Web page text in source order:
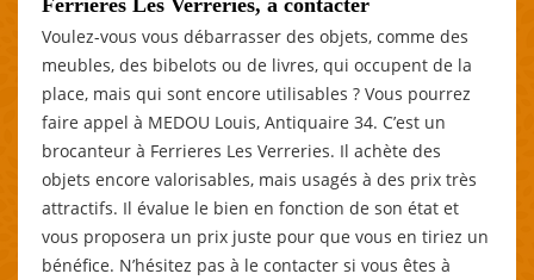
Voulez-vous vous débarrasser des objets, comme des
meubles, des bibelots ou de livres, qui occupent de la
place, mais qui sont encore utilisables ? Vous pourrez
faire appel à MEDOU Louis, Antiquaire 34. C’est un
brocanteur à Ferrieres Les Verreries. Il achète des
objets encore valorisables, mais usagés à des prix très
attractifs. Il évalue le bien en fonction de son état et
vous proposera un prix juste pour que vous en tiriez un
bénéfice. N’hésitez pas à le contacter si vous êtes à